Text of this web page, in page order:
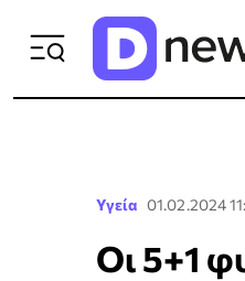
Υγεία 01.02.2024
Οι 5+1